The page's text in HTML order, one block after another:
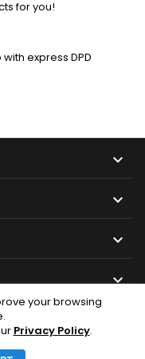
for you!
express DPD




your browsing
Privacy Policy.